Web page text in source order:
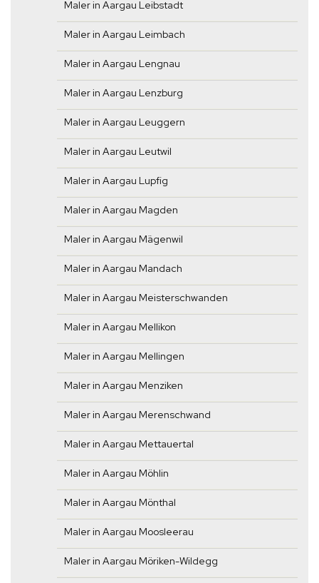
Maler in Aargau Leibstadt
Maler in Aargau Leimbach
Maler in Aargau Lengnau
Maler in Aargau Lenzburg
Maler in Aargau Leuggern
Maler in Aargau Leutwil
Maler in Aargau Lupfig
Maler in Aargau Magden
Maler in Aargau Mägenwil
Maler in Aargau Mandach
Maler in Aargau Meisterschwanden
Maler in Aargau Mellikon
Maler in Aargau Mellingen
Maler in Aargau Menziken
Maler in Aargau Merenschwand
Maler in Aargau Mettauertal
Maler in Aargau Möhlin
Maler in Aargau Mönthal
Maler in Aargau Moosleerau
Maler in Aargau Möriken-Wildegg